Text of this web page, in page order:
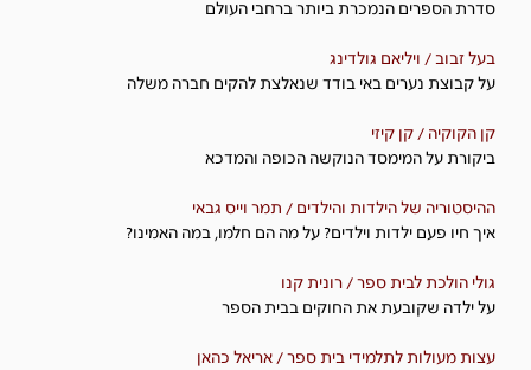
סדרת הספרים הנמכרת ביותר ברחבי העולם
בעל זבוב / ויליאם גולדינג
על קבוצת נערים באי בודד שנאלצת להקים חברה משלה
קן הקוקיה / קן קיזי
ביקורת על המימסד הנוקשה הכופה והמדכא
ההיסטוריה של הילדות והילדים / תמר וייס גבאי
איך חיו פעם ילדות וילדים? על מה הם חלמו, במה האמינו?
גולי הולכת לבית ספר / רונית קנו
על ילדה שקובעת את החוקים בבית הספר
עצות מעולות לתלמידי בית ספר / אריאל כהאן